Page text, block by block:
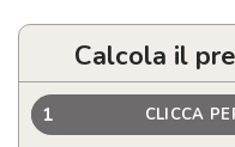
Calcola il
1 CLICCA